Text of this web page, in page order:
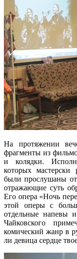
На протяжении
фрагменты из
и колядки.
которых мастерски
были прослушаны
отражающие суть
Его опера «Ночь
этой оперы с
отдельные напевы
Чайковского
комический жанр в
ли девица сердце